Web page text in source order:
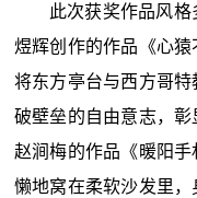
此次获奖作品风
煜辉创作的作品《心
将东方亭台与西方哥
破壁垒的自由意志，
赵涧梅的作品《暖阳
懒地窝在柔软沙发里